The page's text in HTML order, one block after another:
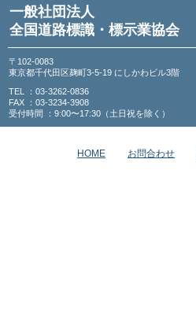
一般社団法人
全国道路標識・標示業協会
〒102-0083
東京都千代田区麹町3-5-19 にしかわビル3階
TEL ：03-3262-0836
FAX ：03-3234-3908
受付時間 ：9:00〜17:30（土日祝を除く）
HOME お問合わせ